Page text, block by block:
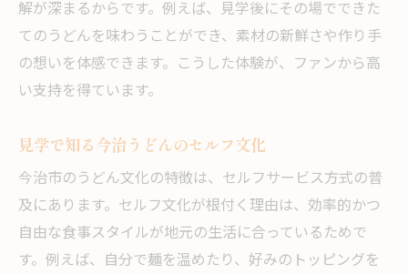
解が深まるからです。例えば、見学後にその場でできた
てのうどんを味わうことができ、素材の新鮮さや作り手
の想いを体感できます。こうした体験が、ファンから高
い支持を得ています。
見学で知る今治うどんのセルフ文化
今治市のうどん文化の特徴は、セルフサービス方式の普
及にあります。セルフ文化が根付く理由は、効率的かつ
自由な食事スタイルが地元の生活に合っているためで
す。例えば、自分で麺を温めたり、好みのトッピングを